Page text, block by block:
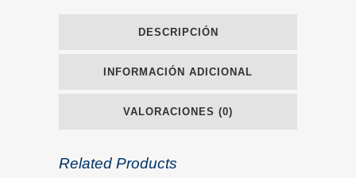
DESCRIPCIÓN
INFORMACIÓN ADICIONAL
VALORACIONES (0)
Related Products